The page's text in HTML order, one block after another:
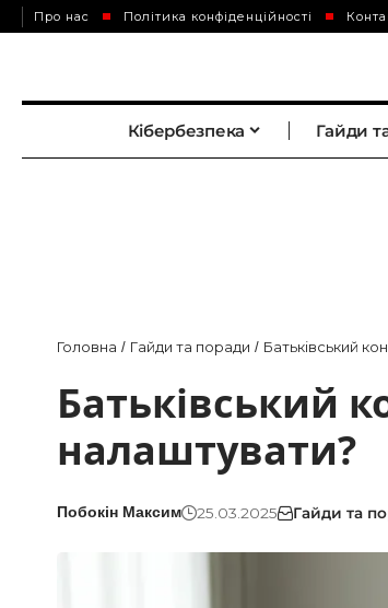
Про нас Політика конфіденційності
Кібербезпека Гайди
Головна / Гайди та поради / Батьківський
Батьківський
налаштувати?
Побокін Максим 25.03.2025 Гайди та